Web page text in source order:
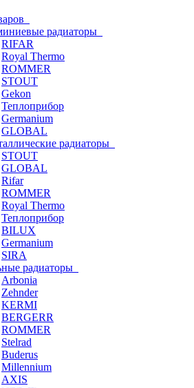
радиаторы
RIFAR
Royal Thermo
ROMMER
STOUT
Gekon
Теплоприбор
Germanium
GLOBAL
радиаторы
STOUT
GLOBAL
Rifar
ROMMER
Royal Thermo
Теплоприбор
BILUX
Germanium
SIRA
радиаторы
Arbonia
Zehnder
KERMI
BERGERR
ROMMER
Stelrad
Buderus
Millennium
AXIS